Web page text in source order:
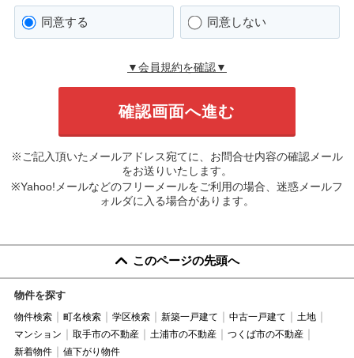
同意する 同意しない
▼会員規約を確認▼
※ご記入頂いたメールアドレス宛てに、お問合せ内容の確認メール
をお送りいたします。
※Yahoo!メールなどのフリーメールをご利用の場合、迷惑メールフ
ォルダに入る場合があります。
このページの先頭へ
物件を探す
物件検索 町名検索 学区検索 新築一戸建て 中古一戸建て
土地
マンション
取手市の不動産 土浦市の不動産
つくば市の不動産
新着物件
値下がり物件